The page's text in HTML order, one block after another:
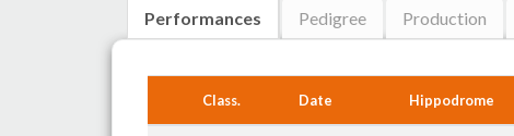
Performances Pedigree Production
Class. Date Hippodrome